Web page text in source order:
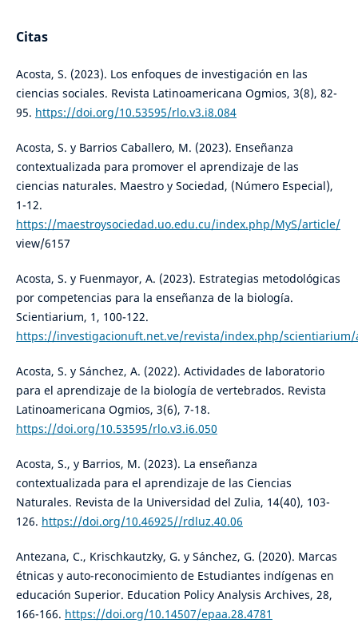
Citas
Acosta, S. (2023). Los enfoques de investigación en las
ciencias sociales. Revista Latinoamericana Ogmios, 3(8), 82-
95. https://doi.org/10.53595/rlo.v3.i8.084
Acosta, S. y Barrios Caballero, M. (2023). Enseñanza
contextualizada para promover el aprendizaje de las
ciencias naturales. Maestro y Sociedad, (Número Especial),
1-12.
https://maestroysociedad.uo.edu.cu/index.php/MyS/article/
view/6157
Acosta, S. y Fuenmayor, A. (2023). Estrategias metodológicas
por competencias para la enseñanza de la biología.
Scientiarium, 1, 100-122.
https://investigacionuft.net.ve/revista/index.php/
Acosta, S. y Sánchez, A. (2022). Actividades de laboratorio
para el aprendizaje de la biología de vertebrados. Revista
Latinoamericana Ogmios, 3(6), 7-18.
https://doi.org/10.53595/rlo.v3.i6.050
Acosta, S., y Barrios, M. (2023). La enseñanza
contextualizada para el aprendizaje de las Ciencias
Naturales. Revista de la Universidad del Zulia, 14(40), 103-
126. https://doi.org/10.46925//rdluz.40.06
Antezana, C., Krischkautzky, G. y Sánchez, G. (2020). Marcas
étnicas y auto-reconocimiento de Estudiantes indígenas en
educación Superior. Education Policy Analysis Archives, 28,
166-166. https://doi.org/10.14507/epaa.28.4781